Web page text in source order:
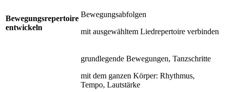
Bewegungsrepertoire
entwickeln
Bewegungsabfolgen
mit ausgewähltem Liedrepertoire verbinden
grundlegende Bewegungen, Tanzschritte
mit dem ganzen Körper: Rhythmus,
Tempo, Lautstärke